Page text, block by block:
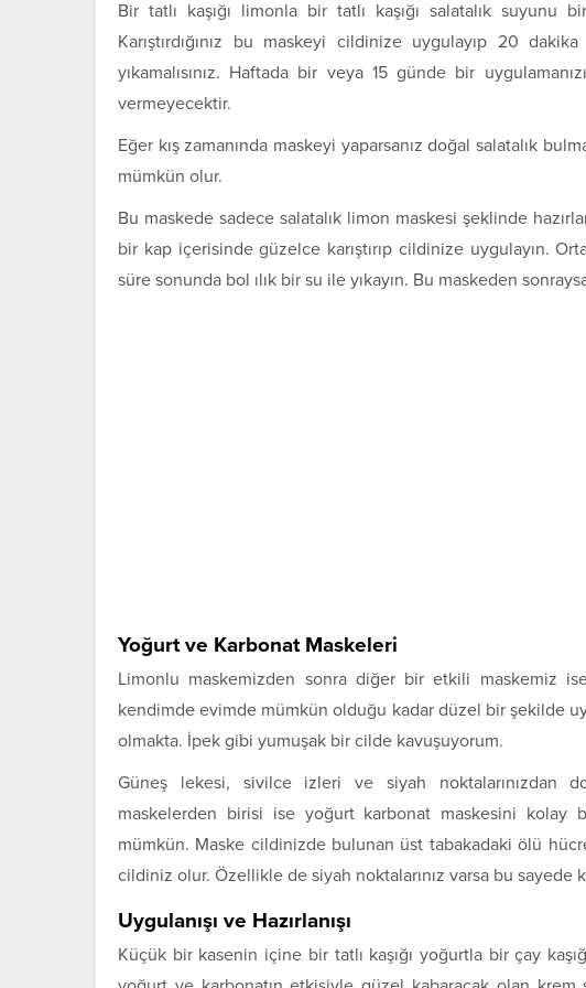
Bir tatlı kaşığı limonla bir tatlı kaşığı salatalık suyunu
Karıştırdığınız bu maskeyi cildinize uygulayıp 20
yıkamalısınız. Haftada bir veya 15 günde bir
vermeyecektir.
Eğer kış zamanında maskeyi yaparsanız doğal salatalık
mümkün olur.
Bu maskede sadece salatalık limon maskesi şeklinde
bir kap içerisinde güzelce karıştırıp cildinize uygulayın.
süre sonunda bol ılık bir su ile yıkayın. Bu maskeden
Yoğurt ve Karbonat Maskeleri
Limonlu maskemizden sonra diğer bir etkili maskemiz
kendimde evimde mümkün olduğu kadar düzel bir şekilde
olmakta. İpek gibi yumuşak bir cilde kavuşuyorum.
Güneş lekesi, sivilce izleri ve siyah noktalarınızdan
maskelerden birisi ise yoğurt karbonat maskesini kolay
mümkün. Maske cildinizde bulunan üst tabakadaki ölü
cildiniz olur. Özellikle de siyah noktalarınız varsa bu
Uygulanışı ve Hazırlanışı
Küçük bir kasenin içine bir tatlı kaşığı yoğurtla bir çay